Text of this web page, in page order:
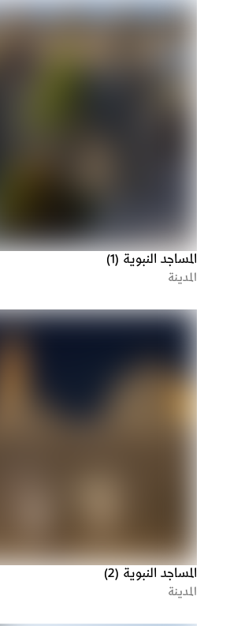
المساجد النبوية (1)
المدينة
المساجد النبوية (2)
المدينة